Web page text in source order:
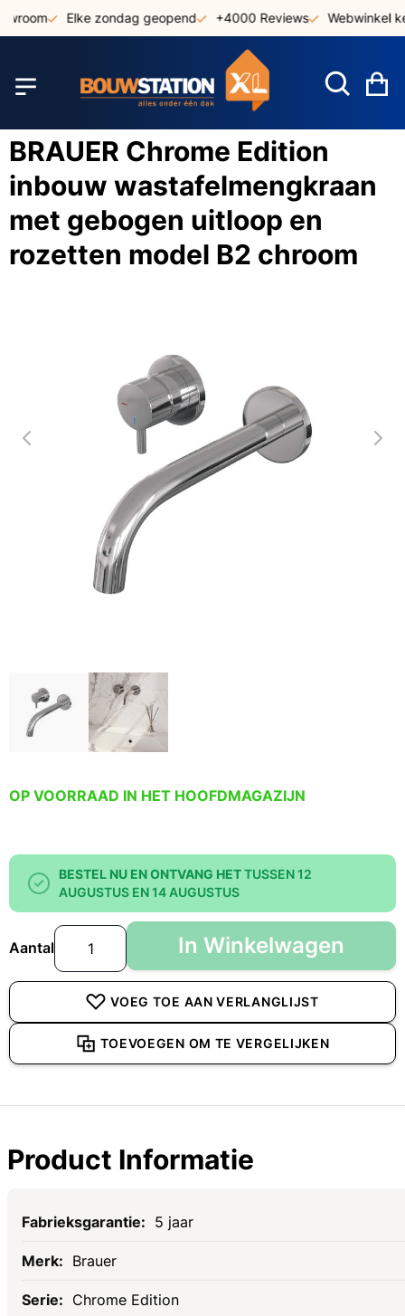
Elke zondag geopend +4000 Reviews Webwinkel
BRAUER Chrome Edition
inbouw wastafelmengkraan
met gebogen uitloop en
rozetten model B2 chroom
OP VOORRAAD IN HET HOOFDMAGAZIJN
BESTEL NU EN ONTVANG HETTUSSEN 12
AUGUSTUS EN 14 AUGUSTUS
Aantal In Winkelwagen
VOEG TOE AAN VERLANGLIJST
TOEVOEGEN OM TE VERGELIJKEN
Product Informatie
Specificaties
5 jaar
Brauer
Chrome Edition